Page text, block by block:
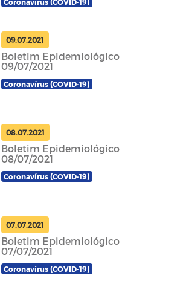
Coronavírus (COVID-19)
09.07.2021
Boletim Epidemiológico
09/07/2021
Coronavírus (COVID-19)
08.07.2021
Boletim Epidemiológico
08/07/2021
Coronavírus (COVID-19)
07.07.2021
Boletim Epidemiológico
07/07/2021
Coronavírus (COVID-19)